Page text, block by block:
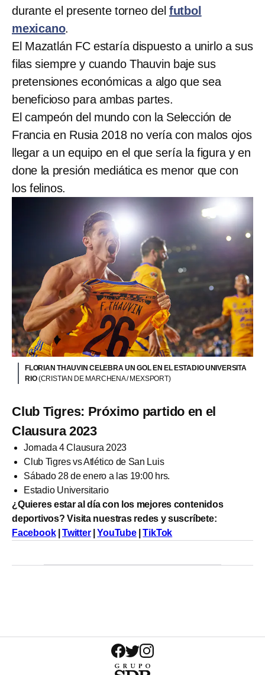
durante el presente torneo del futbol
mexicano.
El Mazatlán FC estaría dispuesto a unirlo a sus
filas siempre y cuando Thauvin baje sus
pretensiones económicas a algo que sea
beneficioso para ambas partes.
El campeón del mundo con la Selección de
Francia en Rusia 2018 no vería con malos ojos
llegar a un equipo en el que sería la figura y en
done la presión mediática es menor que con
los felinos.
FLORIAN THAUVIN CELEBRA UN GOL EN EL ESTADIO UNIVERSITA
RIO(CRISTIAN DE MARCHENA / MEXSPORT)
Club Tigres: Próximo partido en el
Clausura 2023
Jornada 4 Clausura 2023
Club Tigres vs Atlético de San Luis
Sábado 28 de enero a las 19:00 hrs.
Estadio Universitario
¿Quieres estar al día con los mejores contenidos
deportivos? Visita nuestras redes y suscríbete:
Facebook|Twitter| YouTube|TikTok